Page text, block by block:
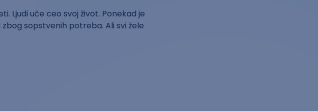
Ljudi uče ceo svoj život. Ponekad je
sopstvenih potreba. Ali svi žele